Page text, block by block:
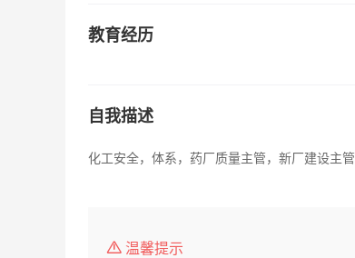
教育经历
自我描述
化工安全，体系，药厂质量主管，新厂建设主管
温馨提示